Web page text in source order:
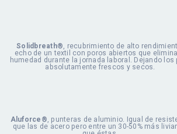
Solidbreath®, recubrimiento de alto
echo de un textil con poros abiertos que
humedad durante la jornada laboral. Dejando los
absolutamente frescos y secos.
Aluforce®, punteras de aluminio. Igual de
que las de acero pero entre un 30-50% más